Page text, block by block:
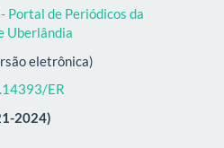
Portal de Periódicos da
Uberlândia
eletrônica)
ER
2024)